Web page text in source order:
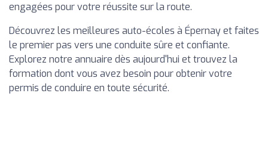
engagées pour votre réussite sur la route.
Découvrez les meilleures auto-écoles à Épernay et faites
le premier pas vers une conduite sûre et confiante.
Explorez notre annuaire dès aujourd'hui et trouvez la
formation dont vous avez besoin pour obtenir votre
permis de conduire en toute sécurité.